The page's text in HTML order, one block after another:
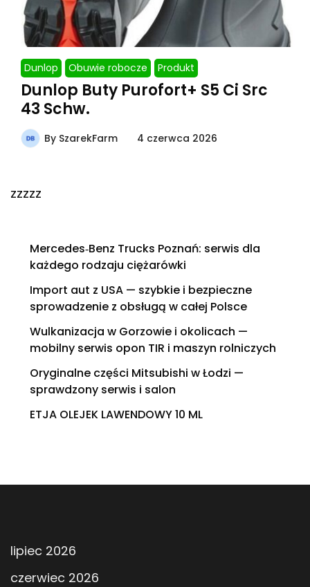
Dunlop Obuwie robocze Produkt
Dunlop Buty Purofort+ S5 Ci Src
43 Schw.
By SzarekFarm 4 czerwca 2026
zzzzz
Mercedes‑Benz Trucks Poznań: serwis dla
każdego rodzaju ciężarówki
Import aut z USA — szybkie i bezpieczne
sprowadzenie z obsługą w całej Polsce
Wulkanizacja w Gorzowie i okolicach —
mobilny serwis opon TIR i maszyn rolniczych
Oryginalne części Mitsubishi w Łodzi —
sprawdzony serwis i salon
ETJA OLEJEK LAWENDOWY 10 ML
lipiec 2026
czerwiec 2026